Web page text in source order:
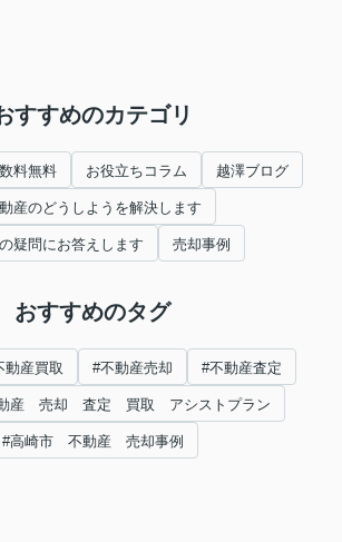
すすめのカテゴリ
料無料 お役立ちコラム 越澤ブログ
産のどうしようを解決します
疑問にお答えします 売却事例
おすすめのタグ
動産買取 #不動産売却 #不動産査定
産 売却 査定 買取 アシストプラン
#高崎市 不動産 売却事例